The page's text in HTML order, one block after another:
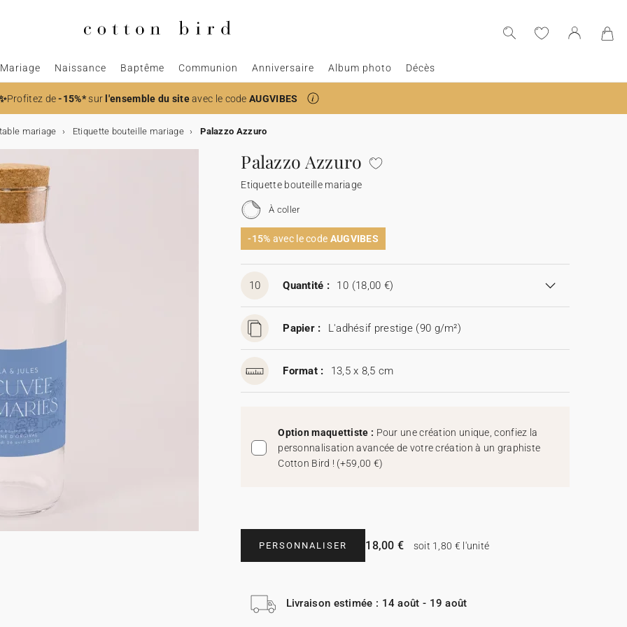
Mariage Naissance Baptême Communion Anniversaire Album photo Décès
Profitez de-15%*surl'ensemble du siteavec le code AUGVIBES
mariage Etiquette bouteille mariage Palazzo Azzuro
Palazzo Azzuro
Etiquette bouteille mariage
À coller
-15% avec le code AUGVIBES
10 Quantité : 10 (18,00 €)
Papier : L'adhésif prestige (90 g/m²)
Format : 13,5 x 8,5 cm
Option maquettiste : Pour une création unique, confiez la
personnalisation avancée de votre création à un graphiste
Cotton Bird ! (+59,00 €)
PERSONNALISER 18,00 € soit 1,80 € l'unité
Livraison estimée : 14 août - 19 août